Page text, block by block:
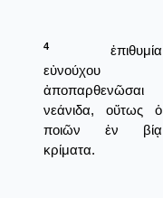
4
ἐπιθυμία
εὐνούχου
ἀποπαρθενῶσαι
νεάνιδα, οὕτως ὁ
ποιῶν ἐν βίᾳ
κρίματα.